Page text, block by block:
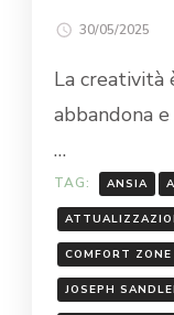
30/05/2025
La creatività
abbandona
…
TAG: ANSIA
COMFORT ZONE
JOSEPH